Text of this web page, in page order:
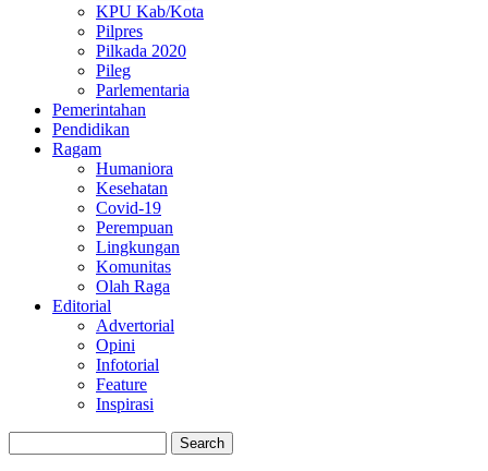
KPU Kab/Kota
Pilpres
Pilkada 2020
Pileg
Parlementaria
Pemerintahan
Pendidikan
Ragam
Humaniora
Kesehatan
Covid-19
Perempuan
Lingkungan
Komunitas
Olah Raga
Editorial
Advertorial
Opini
Infotorial
Feature
Inspirasi